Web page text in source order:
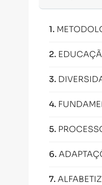
1.
2.
3.
4.
5.
6.
7.